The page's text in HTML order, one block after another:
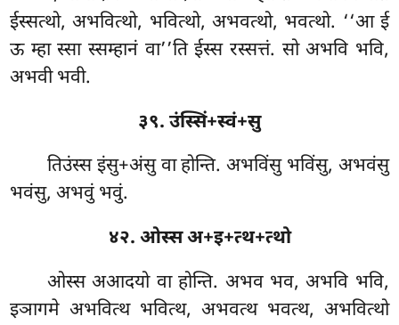
ईस्सत्थो, अभवित्थो, भवित्थो, अभवत्थो, भवत्थो. ‘‘आ ई
ऊ म्हा स्सा स्सम्हानं वा’’ति ईस्स रस्सत्तं. सो अभवि भवि,
अभवी भवी.
३९. उंस्सिं+स्वं+सु
तिउंस्स इंसु+अंसु वा होन्ति. अभविंसु भविंसु, अभवंसु
भवंसु, अभवुं भवुं.
४२. ओस्स अ+इ+त्थ+त्थो
ओस्स अआदयो वा होन्ति. अभव भव, अभवि भवि,
इञागमे अभवित्थ भवित्थ, अभवत्थ भवत्थ, अभवित्थो